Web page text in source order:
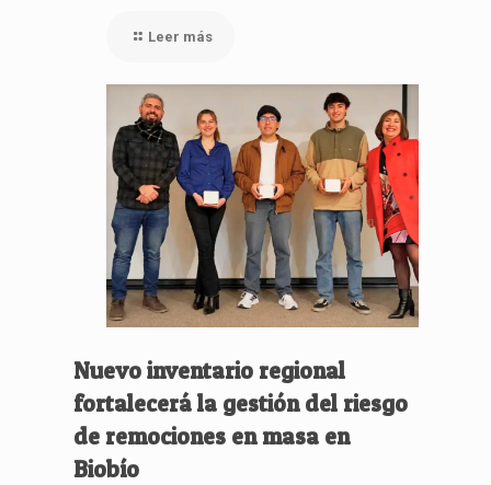
Leer más
Nuevo inventario regional
fortalecerá la gestión del riesgo
de remociones en masa en
Biobío